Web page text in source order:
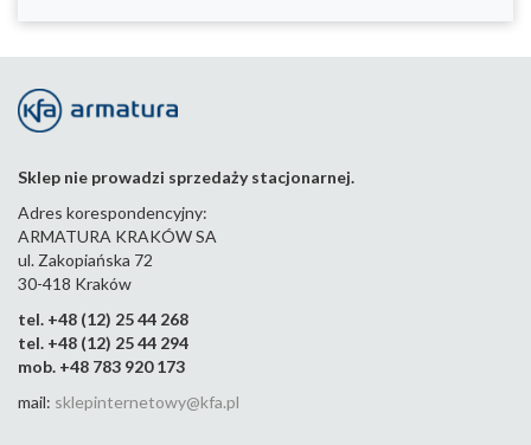
Sklep nie prowadzi sprzedaży stacjonarnej.
Adres korespondencyjny:
ARMATURA KRAKÓW SA
ul. Zakopiańska 72
30-418 Kraków
tel. +48 (12) 25 44 268
tel. +48 (12) 25 44 294
mob. +48 783 920 173
mail: sklepinternetowy@kfa.pl